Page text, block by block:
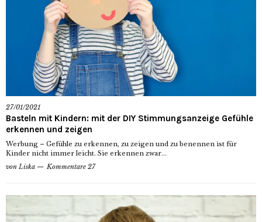
27/01/2021
Basteln mit Kindern: mit der DIY Stimmungsanzeige Gefühle
erkennen und zeigen
Werbung – Gefühle zu erkennen, zu zeigen und zu benennen ist für
Kinder nicht immer leicht. Sie erkennen zwar...
von Liska Kommentare 27